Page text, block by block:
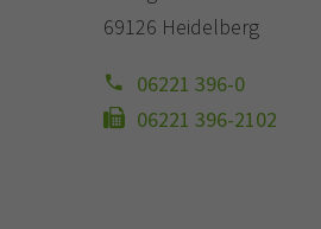
69126 Heidelberg
06221 396-0
06221 396-2102